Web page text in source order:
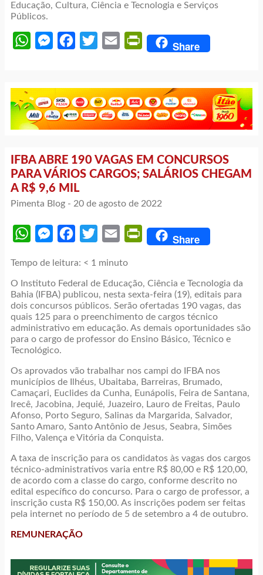
Educação, Cultura, Ciência e Tecnologia e Serviços
Públicos.
WhatsAppMessengerFacebook
Twitter Email PrintFriendly
Share
IFBA ABRE 190 VAGAS EM CONCURSOS
PARA VÁRIOS CARGOS; SALÁRIOS CHEGAM
A R$ 9,6 MIL
Pimenta Blog - 20 de agosto de 2022
WhatsAppMessengerFacebook
Twitter Email PrintFriendly
Share
Tempo de leitura: < 1 minuto
O Instituto Federal de Educação, Ciência e Tecnologia da
Bahia (IFBA) publicou, nesta sexta-feira (19), editais para
dois concursos públicos. Serão ofertadas 190 vagas, das
quais 125 para o preenchimento de cargos técnico
administrativo em educação. As demais oportunidades são
para o cargo de professor do Ensino Básico, Técnico e
Tecnológico.
Os aprovados vão trabalhar nos campi do IFBA nos
municípios de Ilhéus, Ubaitaba, Barreiras, Brumado,
Camaçari, Euclides da Cunha, Eunápolis, Feira de Santana,
Irecê, Jacobina, Jequié, Juazeiro, Lauro de Freitas, Paulo
Afonso, Porto Seguro, Salinas da Margarida, Salvador,
Santo Amaro, Santo Antônio de Jesus, Seabra, Simões
Filho, Valença e Vitória da Conquista.
A taxa de inscrição para os candidatos às vagas dos cargos
técnico-administrativos varia entre R$ 80,00 e R$ 120,00,
de acordo com a classe do cargo, conforme descrito no
edital específico do concurso. Para o cargo de professor, a
inscrição custa R$ 150,00. As inscrições podem ser feitas
pela internet no período de 5 de setembro a 4 de outubro.
REMUNERAÇÃO